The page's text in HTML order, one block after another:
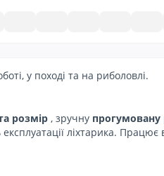
у поході та на риболовлі.
розмір , зручну прогумовану
експлуатації ліхтарика.